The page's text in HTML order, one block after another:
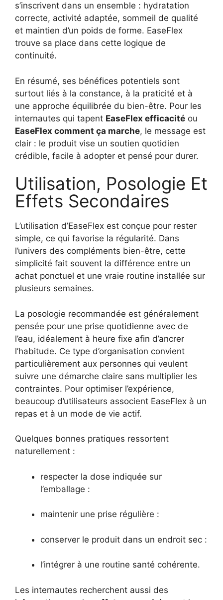
s’inscrivent dans un ensemble : hydratation
correcte, activité adaptée, sommeil de qualité
et maintien d’un poids de forme. EaseFlex
trouve sa place dans cette logique de
continuité.
En résumé, ses bénéfices potentiels sont
surtout liés à la constance, à la praticité et à
une approche équilibrée du bien-être. Pour les
internautes qui tapent EaseFlex efficacité ou
EaseFlex comment ça marche, le message est
clair : le produit vise un soutien quotidien
crédible, facile à adopter et pensé pour durer.
Utilisation, Posologie Et
Effets Secondaires
L’utilisation d’EaseFlex est conçue pour rester
simple, ce qui favorise la régularité. Dans
l’univers des compléments bien-être, cette
simplicité fait souvent la différence entre un
achat ponctuel et une vraie routine installée sur
plusieurs semaines.
La posologie recommandée est généralement
pensée pour une prise quotidienne avec de
l’eau, idéalement à heure fixe afin d’ancrer
l’habitude. Ce type d’organisation convient
particulièrement aux personnes qui veulent
suivre une démarche claire sans multiplier les
contraintes. Pour optimiser l’expérience,
beaucoup d’utilisateurs associent EaseFlex à un
repas et à un mode de vie actif.
Quelques bonnes pratiques ressortent
naturellement :
respecter la dose indiquée sur
l’emballage :
maintenir une prise régulière :
conserver le produit dans un endroit sec :
l’intégrer à une routine santé cohérente.
Les internautes recherchent aussi des